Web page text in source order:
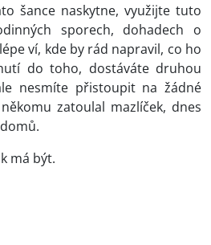
šance naskytne, využijte tuto
sporech, dohadech o
ví, kde by rád napravil, co ho
do toho, dostáváte druhou
nesmíte přistoupit na žádné
zatoulal mazlíček, dnes
má být.